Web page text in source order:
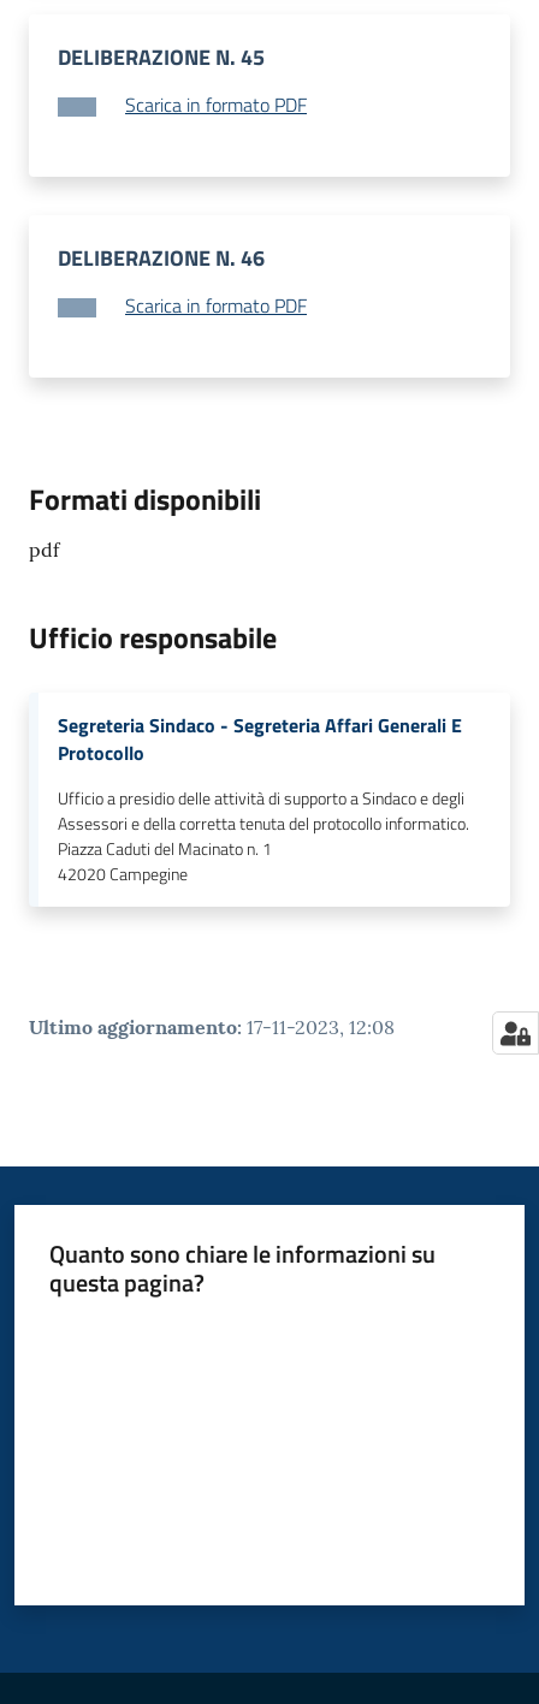
DELIBERAZIONE N. 45
Scarica in formato PDF
DELIBERAZIONE N. 46
Scarica in formato PDF
Formati disponibili
pdf
Ufficio responsabile
Segreteria Sindaco - Segreteria Affari Generali E
Protocollo
Ufficio a presidio delle attività di supporto a Sindaco e degli
Assessori e della corretta tenuta del protocollo informatico.
Piazza Caduti del Macinato n. 1
42020Campegine
Ultimo aggiornamento: 17-11-2023, 12:08
Quanto sono chiare le informazioni su
questa pagina?